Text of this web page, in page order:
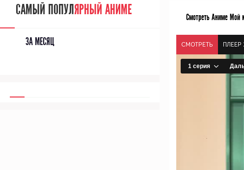
Смотреть Аниме Мой
СМОТРЕТЬ ПЛЕЕР
САМЫЙ ПОПУЛЯРНЫЙ АНИМЕ
ЗА МЕСЯЦ